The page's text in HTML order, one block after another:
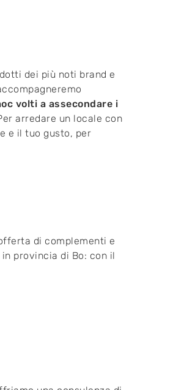
dei più noti brand e
volti a assecondare i
arredare un locale con
e il tuo gusto, per
di complementi e
provincia di Bo: con il